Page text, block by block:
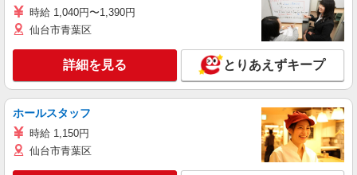
時給 1,040円〜1,390円
仙台市青葉区
詳細を見る とりあえずキープ
ホールスタッフ
時給 1,150円
仙台市青葉区